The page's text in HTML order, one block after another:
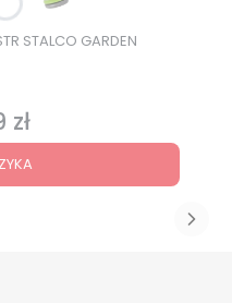
STALCO GARDEN
zł